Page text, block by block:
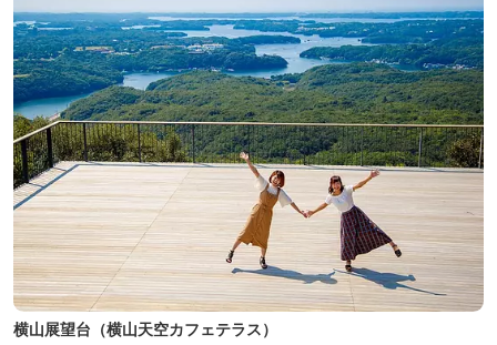
横山展望台（横山天空カフェテラス）